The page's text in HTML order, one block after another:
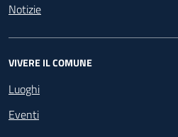
Notizie
VIVERE IL COMUNE
Luoghi
Eventi